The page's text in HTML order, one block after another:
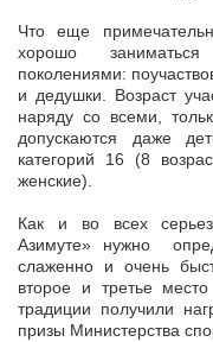
Что еще
хорошо
поколениями:
и дедушки. Возраст
наряду со всеми,
допускаются даже
категорий 16 (8
женские).
Как и во всех
Азимуте» нужно
слаженно и очень
второе и третье
традиции получили
призы Министерства